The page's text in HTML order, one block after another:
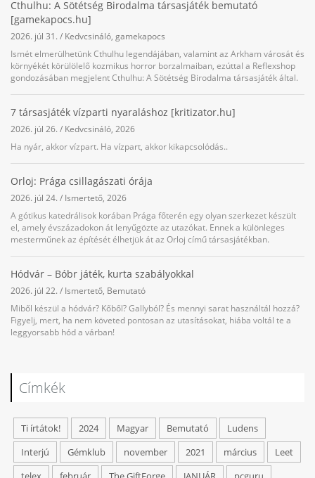
Cthulhu: A Sötétség Birodalma társasjáték bemutató
[gamekapocs.hu]
2026. júl 31. / Kedvcsináló, gamekapocs
Ismét elmerülhetünk Cthulhu legendájában, valamint az Arkham városát és
környékét körülölelő kozmikus horror borzalmaiban, ezúttal a Reflexshop
gondozásában megjelent Cthulhu: A Sötétség Birodalma társasjáték által.
7 társasjáték vízparti nyaraláshoz [kritizator.hu]
2026. júl 26. / Kedvcsináló, 2026
Ha nyár, akkor vízpart. Ha vízpart, akkor kikapcsolódás..
Orloj: Prága csillagászati órája
2026. júl 24. / Ismertető, 2026
A gótikus katedrálisok korában Prága főterén egy olyan szerkezet készült
el, amely évszázadokon át lenyűgözte az utazókat. Ennek a különleges
mesterműnek az építését élhetjük át az Orloj című társasjátékban.
Hódvár – Bóbr játék, kurta szabályokkal
2026. júl 22. / Ismertető, Bemutató
Miből készül a hódvár? Kőből? Gallyból? És mennyi sarat használtál hozzá?
Figyelj, mert, ha nem követed pontosan az utasításokat, hiába voltál te a
leggyorsabb hód a várban!
Címkék
Ti írtátok! 2024 Magyar Bemutató
Ludens
Interjú
Gémklub november 2021 március
Leet